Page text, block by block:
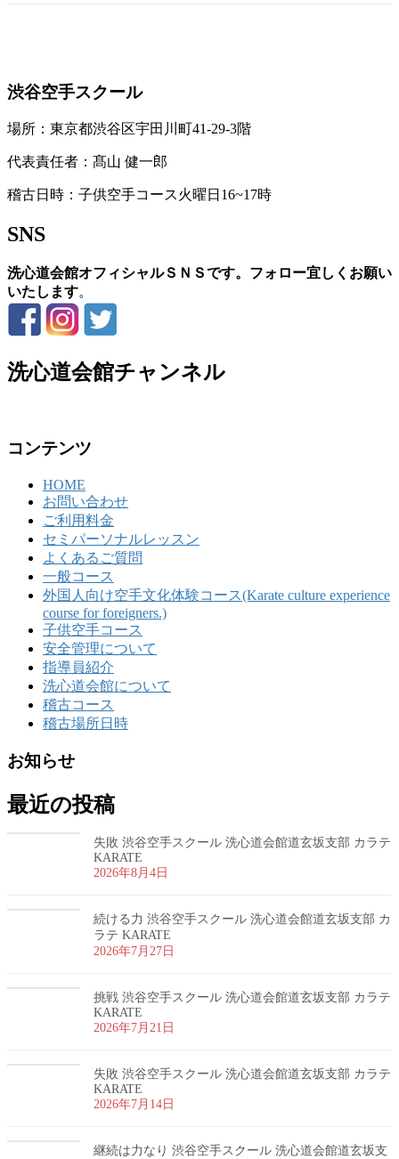
渋谷空手スクール
場所：東京都渋谷区宇田川町41-29-3階
代表責任者：髙山 健一郎
稽古日時：子供空手コース火曜日16~17時
SNS
洗心道会館オフィシャルＳＮＳです。フォロー宜しくお願い
いたします。
洗心道会館チャンネル
コンテンツ
HOME
お問い合わせ
ご利用料金
セミパーソナルレッスン
よくあるご質問
一般コース
外国人向け空手文化体験コース(Karate culture experience
course for foreigners.)
子供空手コース
安全管理について
指導員紹介
洗心道会館について
稽古コース
稽古場所日時
お知らせ
最近の投稿
失敗 渋谷空手スクール 洗心道会館道玄坂支部 カラテ
KARATE
2026年8月4日
続ける力 渋谷空手スクール 洗心道会館道玄坂支部 カ
ラテ KARATE
2026年7月27日
挑戦 渋谷空手スクール 洗心道会館道玄坂支部 カラテ
KARATE
2026年7月21日
失敗 渋谷空手スクール 洗心道会館道玄坂支部 カラテ
KARATE
2026年7月14日
継続は力なり 渋谷空手スクール 洗心道会館道玄坂支